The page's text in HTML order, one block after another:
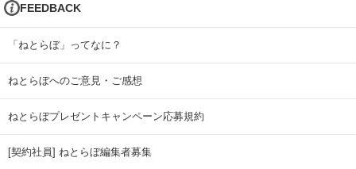
FEEDBACK
「ねとらぼ」ってなに？
ねとらぼへのご意見・ご感想
ねとらぼプレゼントキャンペーン応募規約
[契約社員] ねとらぼ編集者募集